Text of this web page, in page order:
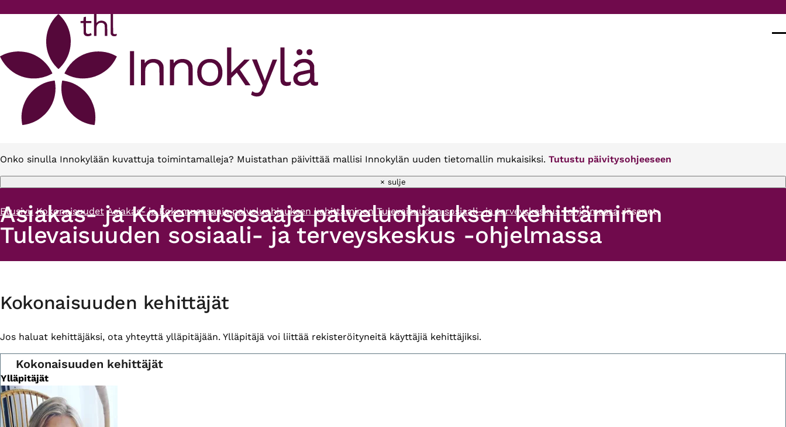
Onko sinulla Innokylään kuvattuja toimintamalleja? Muistathan päivittää mallisi Innokylän uuden tietomallin mukaisiksi. Tutustu päivitysohjeeseen
× sulje
Murupolku
Etusivu Kokonaisuudet Asiakas- ja Kokemusosaaja palveluohjauksen kehittäminen Tulevaisuuden sosiaali- ja terveyskeskus -ohjelmassa Jäsenet
Asiakas- ja Kokemusosaaja palveluohjauksen kehittäminen
Tulevaisuuden sosiaali- ja terveyskeskus -ohjelmassa
tabs
Kokonaisuuden kehittäjät
Jos haluat kehittäjäksi, ota yhteyttä ylläpitäjään. Ylläpitäjä voi liittää rekisteröityneitä käyttäjiä kehittäjiksi.
Kokonaisuuden kehittäjät
Ylläpitäjät